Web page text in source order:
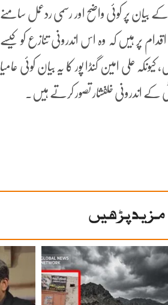
بیان پر کوئی واضح اور رسمی ردعمل سامنے
پر ہیں کہ وہ اس اندرونی تنازع کو کیسے
علی امین گنڈا پور کا یہ بیان کوئی عامیا
کے اندرونی خلفشار تصور کرتے ہیں۔
مزید پڑھیں